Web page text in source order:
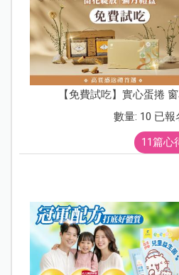
【免費試吃】實心蛋捲
數量: 10 已報
11篇心